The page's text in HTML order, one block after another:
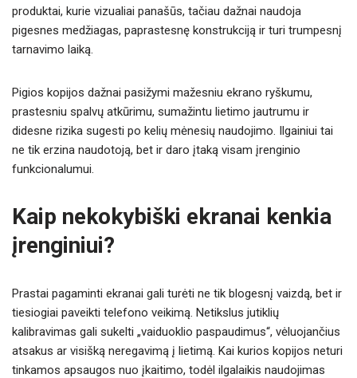
produktai, kurie vizualiai panašūs, tačiau dažnai naudoja
pigesnes medžiagas, paprastesnę konstrukciją ir turi trumpesnį
tarnavimo laiką.
Pigios kopijos dažnai pasižymi mažesniu ekrano ryškumu,
prastesniu spalvų atkūrimu, sumažintu lietimo jautrumu ir
didesne rizika sugesti po kelių mėnesių naudojimo. Ilgainiui tai
ne tik erzina naudotoją, bet ir daro įtaką visam įrenginio
funkcionalumui.
Kaip nekokybiški ekranai kenkia
įrenginiui?
Prastai pagaminti ekranai gali turėti ne tik blogesnį vaizdą, bet ir
tiesiogiai paveikti telefono veikimą. Netikslus jutiklių
kalibravimas gali sukelti „vaiduoklio paspaudimus“, vėluojančius
atsakus ar visišką neregavimą į lietimą. Kai kurios kopijos neturi
tinkamos apsaugos nuo įkaitimo, todėl ilgalaikis naudojimas